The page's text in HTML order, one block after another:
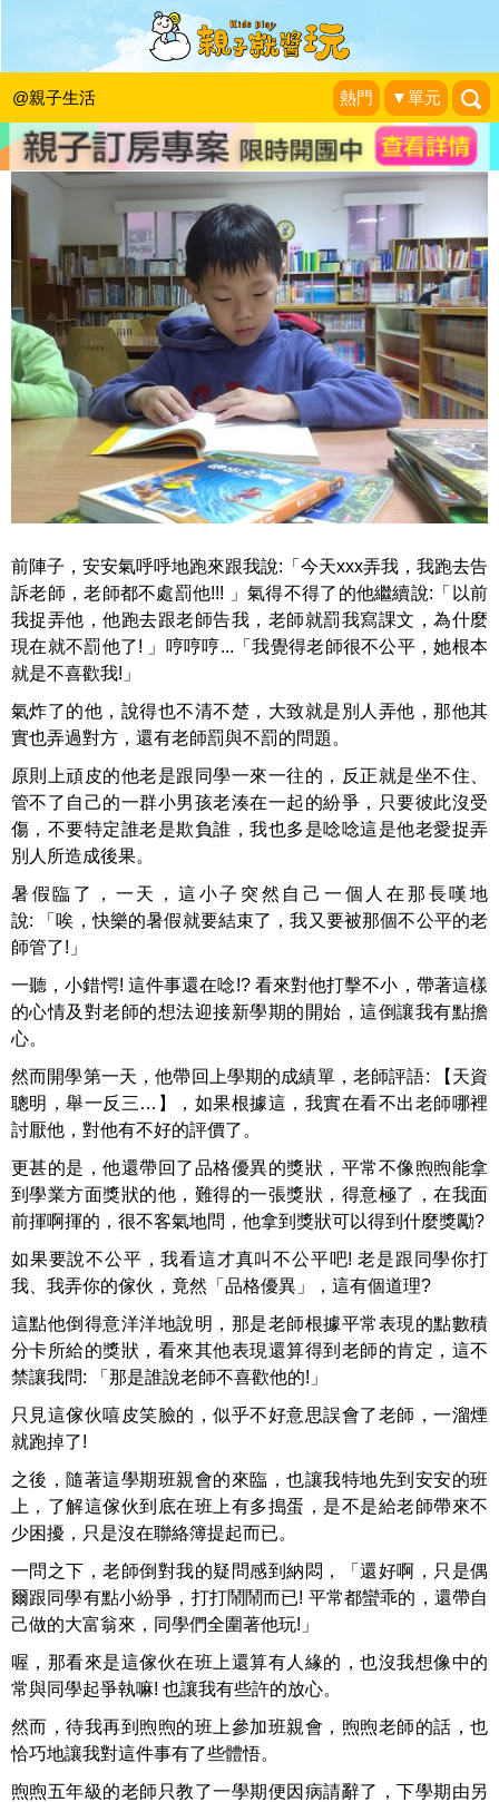
@親子生活 熱門 ▼單元
老師公不公平，在孩子眼中很重要？！
藍子兄弟|2015-10-22
前陣子，安安氣呼呼地跑來跟我說:「今天xxx弄我，我跑去告
訴老師，老師都不處罰他!!! 」氣得不得了的他繼續說:「以前
我捉弄他，他跑去跟老師告我，老師就罰我寫課文，為什麼
現在就不罰他了! 」哼哼哼...「我覺得老師很不公平，她根本
就是不喜歡我!」
氣炸了的他，說得也不清不楚，大致就是別人弄他，那他其
實也弄過對方，還有老師罰與不罰的問題。
原則上頑皮的他老是跟同學一來一往的，反正就是坐不住、
管不了自己的一群小男孩老湊在一起的紛爭，只要彼此沒受
傷，不要特定誰老是欺負誰，我也多是唸唸這是他老愛捉弄
別人所造成後果。
暑假臨了，一天，這小子突然自己一個人在那長嘆地
說: 「唉，快樂的暑假就要結束了，我又要被那個不公平的老
師管了!」
一聽，小錯愕! 這件事還在唸!? 看來對他打擊不小，帶著這樣
的心情及對老師的想法迎接新學期的開始，這倒讓我有點擔
心。
然而開學第一天，他帶回上學期的成績單，老師評語: 【天資
聰明，舉一反三…】，如果根據這，我實在看不出老師哪裡
討厭他，對他有不好的評價了。
更甚的是，他還帶回了品格優異的獎狀，平常不像煦煦能拿
到學業方面獎狀的他，難得的一張獎狀，得意極了，在我面
前揮啊揮的，很不客氣地問，他拿到獎狀可以得到什麼獎勵?
如果要說不公平，我看這才真叫不公平吧! 老是跟同學你打
我、我弄你的傢伙，竟然「品格優異」，這有個道理?
這點他倒得意洋洋地說明，那是老師根據平常表現的點數積
分卡所給的獎狀，看來其他表現還算得到老師的肯定，這不
禁讓我問: 「那是誰說老師不喜歡他的!」
只見這傢伙嘻皮笑臉的，似乎不好意思誤會了老師，一溜煙
就跑掉了!
之後，隨著這學期班親會的來臨，也讓我特地先到安安的班
上，了解這傢伙到底在班上有多搗蛋，是不是給老師帶來不
少困擾，只是沒在聯絡簿提起而已。
一問之下，老師倒對我的疑問感到納悶，「還好啊，只是偶
爾跟同學有點小紛爭，打打鬧鬧而已! 平常都蠻乖的，還帶自
己做的大富翁來，同學們全圍著他玩!」
喔，那看來是這傢伙在班上還算有人緣的，也沒我想像中的
常與同學起爭執嘛! 也讓我有些許的放心。
然而，待我再到煦煦的班上參加班親會，煦煦老師的話，也
恰巧地讓我對這件事有了些體悟。
煦煦五年級的老師只教了一學期便因病請辭了，下學期由另